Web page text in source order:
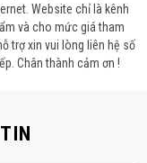
Website chỉ là kênh
và cho mức giá tham
trợ xin vui lòng liên hệ số
Chân thành cảm ơn !